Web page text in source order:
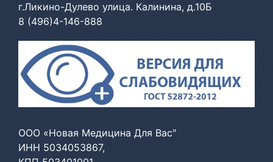
г.Ликино-Дулево улица. Калинина, д.10Б
8 (496)4-146-888
ООО «Новая Медицина Для Вас"
ИНН 5034053867,